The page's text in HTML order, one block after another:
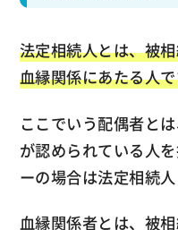
法定相続人とは、被
血縁関係にあたる人
ここでいう配偶者と
が認められている人
ーの場合は法定相続
血縁関係者とは、被